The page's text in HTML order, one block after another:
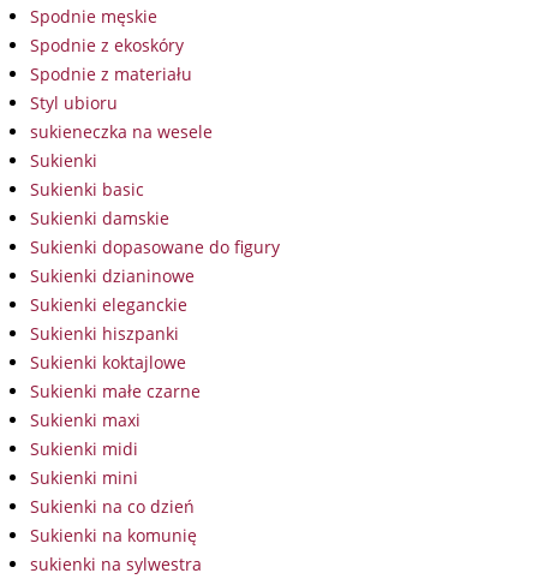
Spodnie męskie
Spodnie z ekoskóry
Spodnie z materiału
Styl ubioru
sukieneczka na wesele
Sukienki
Sukienki basic
Sukienki damskie
Sukienki dopasowane do figury
Sukienki dzianinowe
Sukienki eleganckie
Sukienki hiszpanki
Sukienki koktajlowe
Sukienki małe czarne
Sukienki maxi
Sukienki midi
Sukienki mini
Sukienki na co dzień
Sukienki na komunię
sukienki na sylwestra